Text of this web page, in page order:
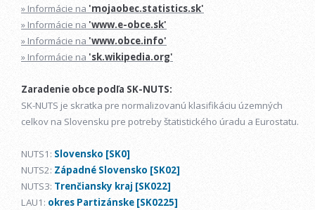
» Informácie na 'mojaobec.statistics.sk'
» Informácie na 'www.e-obce.sk'
» Informácie na 'www.obce.info'
» Informácie na 'sk.wikipedia.org'
Zaradenie obce podľa SK-NUTS:
SK-NUTS je skratka pre normalizovanú klasifikáciu územných
celkov na Slovensku pre potreby štatistického úradu a Eurostatu.
NUTS1: Slovensko [SK0]
NUTS2: Západné Slovensko [SK02]
NUTS3: Trenčiansky kraj [SK022]
LAU1: okres Partizánske [SK0225]